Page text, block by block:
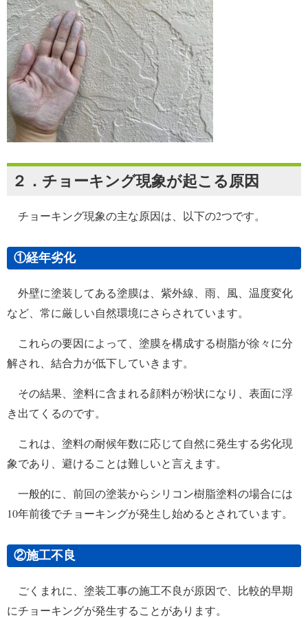
２．チョーキング現象が起こる原因
チョーキング現象の主な原因は、以下の2つです。
①経年劣化
外壁に塗装してある塗膜は、紫外線、雨、風、温度変化
など、常に厳しい自然環境にさらされています。
これらの要因によって、塗膜を構成する樹脂が徐々に分
解され、結合力が低下していきます。
その結果、塗料に含まれる顔料が粉状になり、表面に浮
き出てくるのです。
これは、塗料の耐候年数に応じて自然に発生する劣化現
象であり、避けることは難しいと言えます。
一般的に、前回の塗装からシリコン樹脂塗料の場合には
10年前後でチョーキングが発生し始めるとされています。
②施工不良
ごくまれに、塗装工事の施工不良が原因で、比較的早期
にチョーキングが発生することがあります。